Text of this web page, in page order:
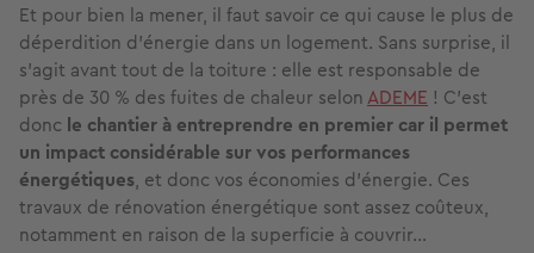
Et pour bien la mener, il faut savoir ce qui cause le plus de
déperdition d’énergie dans un logement. Sans surprise, il
s’agit avant tout de la toiture : elle est responsable de
près de 30 % des fuites de chaleur selonADEME ! C’est
donc le chantier à entreprendre en premier car il permet
un impact considérable sur vos performances
énergétiques, et donc vos économies d’énergie. Ces
travaux de rénovation énergétique sont assez coûteux,
notamment en raison de la superficie à couvrir…